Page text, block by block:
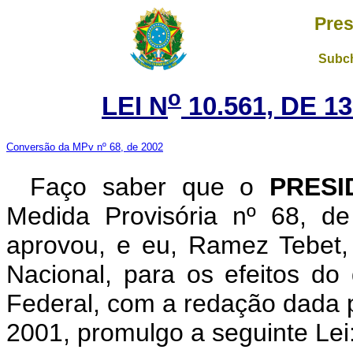
LEI No 10.561, DE
Conversão da MPv nº 68, de 2002
Faço saber que o
Medida Provisória nº 68,
aprovou, e eu, Ramez
Nacional, para os efeitos
Federal, com a redação dada
2001, promulgo a seguinte